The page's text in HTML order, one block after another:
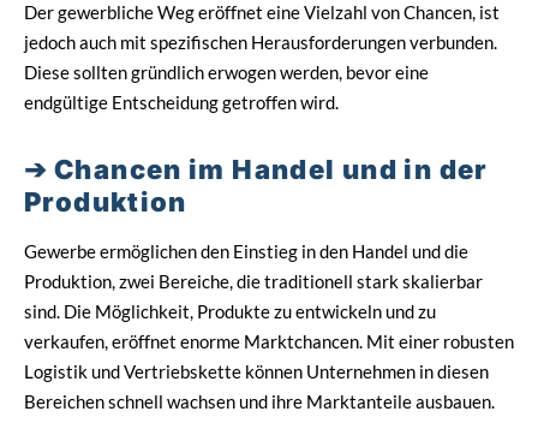
Der gewerbliche Weg eröffnet eine Vielzahl von Chancen, ist
jedoch auch mit spezifischen Herausforderungen verbunden.
Diese sollten gründlich erwogen werden, bevor eine
endgültige Entscheidung getroffen wird.
Chancen im Handel und in der
Produktion
Gewerbe ermöglichen den Einstieg in den Handel und die
Produktion, zwei Bereiche, die traditionell stark skalierbar
sind. Die Möglichkeit, Produkte zu entwickeln und zu
verkaufen, eröffnet enorme Marktchancen. Mit einer robusten
Logistik und Vertriebskette können Unternehmen in diesen
Bereichen schnell wachsen und ihre Marktanteile ausbauen.